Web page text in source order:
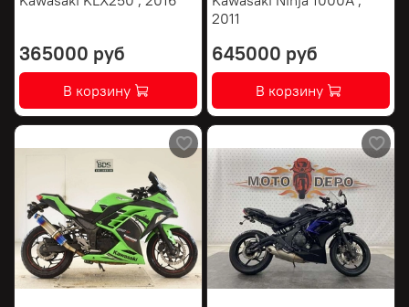
365000 руб
В корзину
2011
645000 руб
В корзину